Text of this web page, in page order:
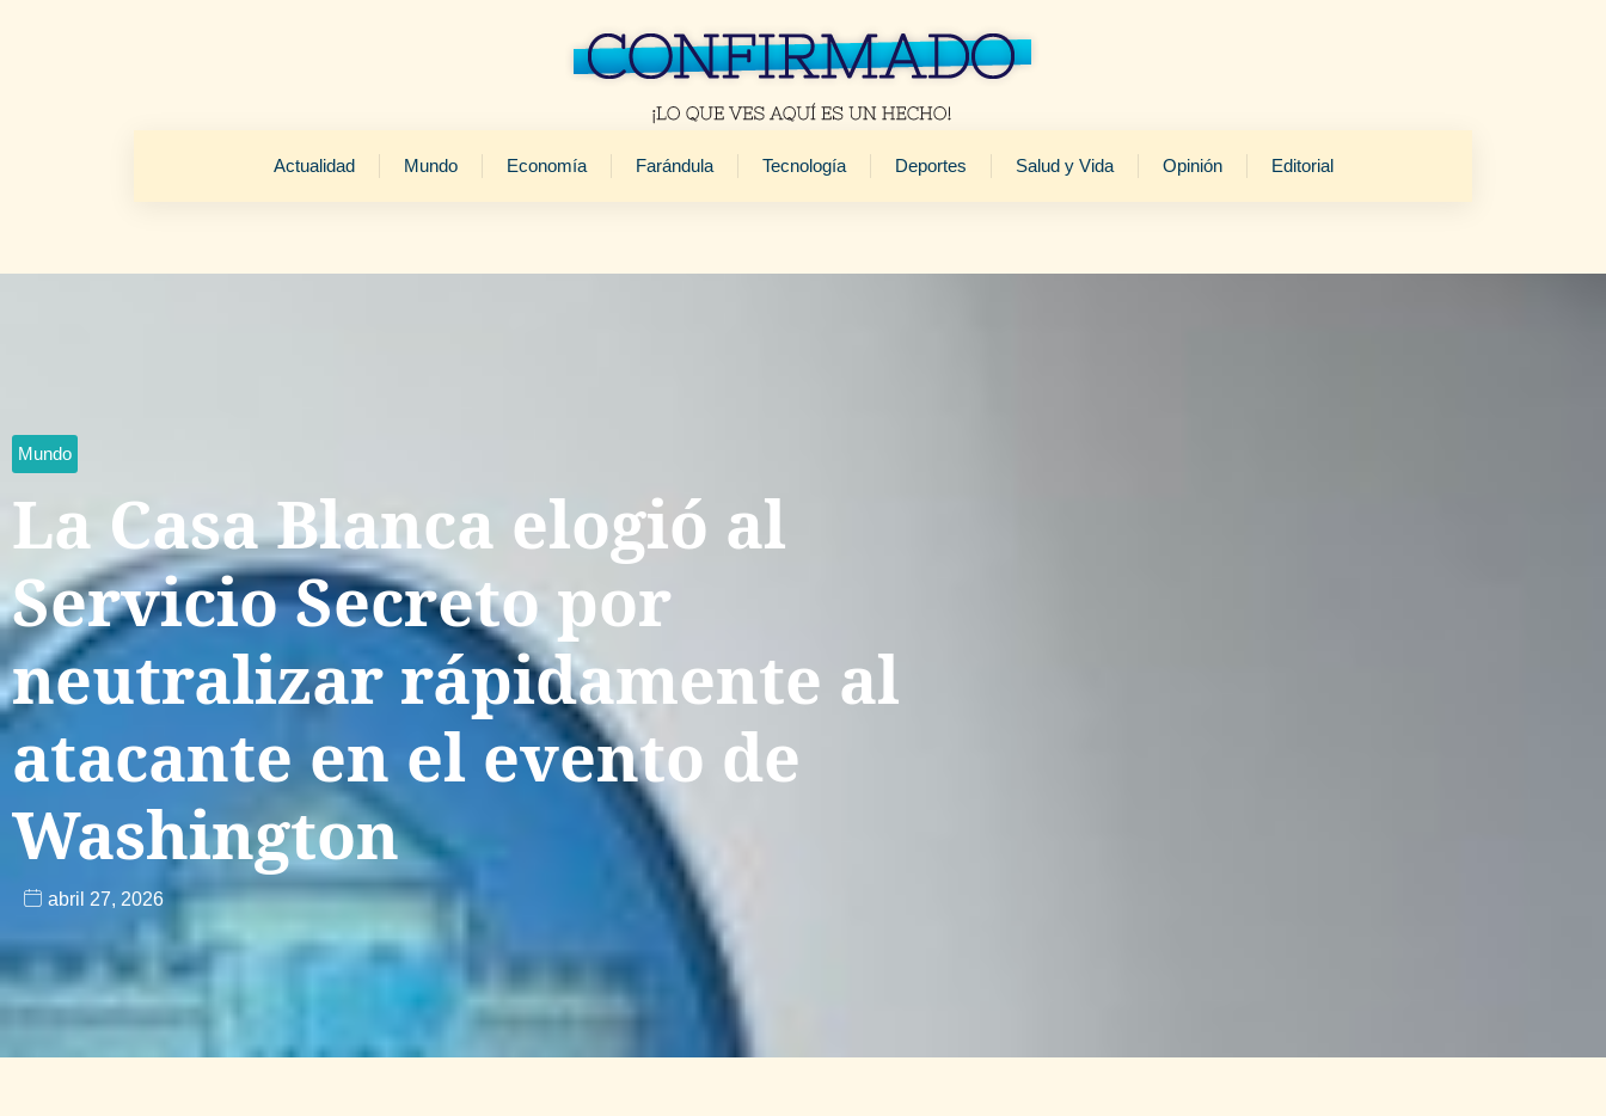
Actualidad Mundo Economía Farándula Tecnología Deportes Salud y Vida Opinión Editorial
Mundo
La Casa Blanca elogió al
Servicio Secreto por
neutralizar rápidamente al
atacante en el evento de
Washington
abril 27, 2026